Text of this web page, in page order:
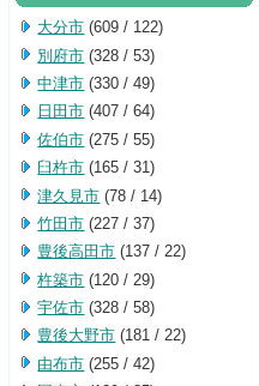
大分市 (609 / 122)
別府市 (328 / 53)
中津市 (330 / 49)
日田市 (407 / 64)
佐伯市 (275 / 55)
臼杵市 (165 / 31)
津久見市 (78 / 14)
竹田市 (227 / 37)
豊後高田市 (137 / 22)
杵築市 (120 / 29)
宇佐市 (328 / 58)
豊後大野市 (181 / 22)
由布市 (255 / 42)